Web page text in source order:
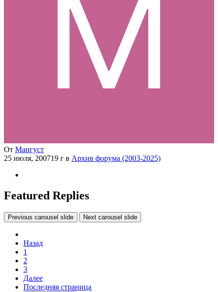
От Мангуст
25 июля, 200719 г в Архив форума (2003-2025)
Featured Replies
Previous carousel slide Next carousel slide
Назад
1
2
3
Далее
Последняя страница